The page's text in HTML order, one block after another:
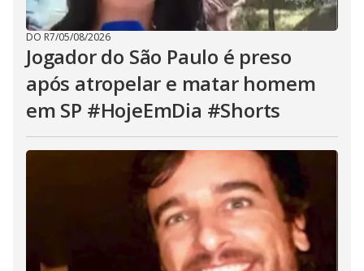
DO R7/05/08/2026
Jogador do São Paulo é preso
após atropelar e matar homem
em SP #HojeEmDia #Shorts